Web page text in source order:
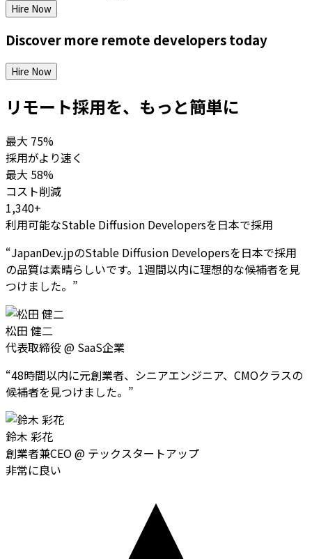
Hire Now
Discover more remote developerstoday
Hire Now
リモート採用を、もっと簡単に
最大 75%
採用がより速く
最大 58%
コスト削減
1,340+
利用可能なStable Diffusion Developersを日本で採用
“JapanDev.jpのStable Diffusion Developersを日本で採用
の品質は素晴らしいです。1週間以内に理想的な候補者を見
つけました。 ”
松田 健二
代表取締役 @ SaaS企業
“48時間以内に元創業者、シニアエンジニア、CMOクラスの
候補者を見つけました。 ”
鈴木 彩花
創業者兼CEO@ テックスタートアップ
非常に良い